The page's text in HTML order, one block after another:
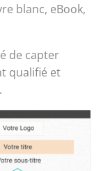
blanc, eBook,
de capter
qualifié et